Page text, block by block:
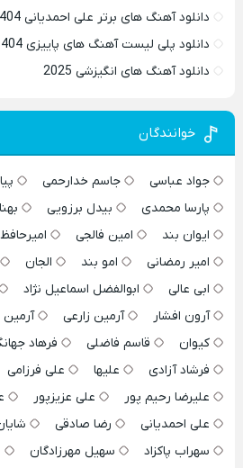
دانلود آهنگ های برتر علی احمدیانی 1404
دانلود پلی لیست آهنگ های پاییزی 1404
دانلود آهنگ های انگیزشی 2025
خوانندگان
جواد عباسی جاسم خدارحمی
پارسا محمدی
بیدل برزویی
ایوان بند
امین فالجی
امیر رمضانی
امو بند الجان
ابی عالی
ابوالفضل اسماعیل نژاد
آرون افشار
آرمین زارعی آرمین
کیوان
قاسم فاضلی فرهاد
فرشاد آزادی
علیها علی فرزامی
علیرضا رحیم پور
علی عزیزپور
علی احمدیانی
رضا صادقی
سهراب پاکزاد
سهیل مهرزادگان